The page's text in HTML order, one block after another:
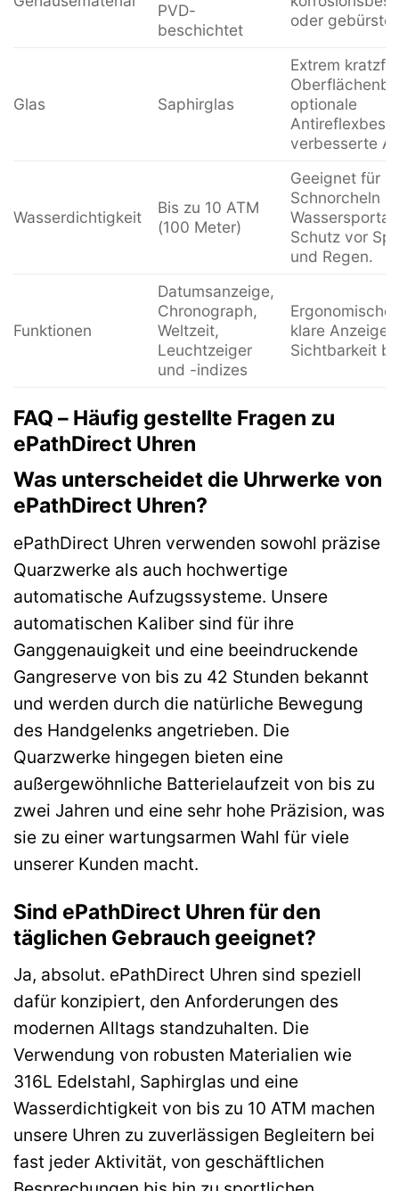
PVD-
beschichtet
oder
Glas Saphirglas
Extrem
optionale
verbesserte
Wasserdichtigkeit
Bis zu 10 ATM
(100 Meter)
Geeignet für
Schnorcheln
Schutz vor
und Regen.
Funktionen
Datumsanzeige,
Chronograph,
Weltzeit,
Leuchtzeiger
und -indizes
Ergonomische
klare
Sichtbarkeit
FAQ – Häufig gestellte Fragen zu
ePathDirect Uhren
Was unterscheidet die Uhrwerke von
ePathDirect Uhren?
ePathDirect Uhren verwenden sowohl präzise
Quarzwerke als auch hochwertige
automatische Aufzugssysteme. Unsere
automatischen Kaliber sind für ihre
Ganggenauigkeit und eine beeindruckende
Gangreserve von bis zu 42 Stunden bekannt
und werden durch die natürliche Bewegung
des Handgelenks angetrieben. Die
Quarzwerke hingegen bieten eine
außergewöhnliche Batterielaufzeit von bis zu
zwei Jahren und eine sehr hohe Präzision, was
sie zu einer wartungsarmen Wahl für viele
unserer Kunden macht.
Sind ePathDirect Uhren für den
täglichen Gebrauch geeignet?
Ja, absolut. ePathDirect Uhren sind speziell
dafür konzipiert, den Anforderungen des
modernen Alltags standzuhalten. Die
Verwendung von robusten Materialien wie
316L Edelstahl, Saphirglas und eine
Wasserdichtigkeit von bis zu 10 ATM machen
unsere Uhren zu zuverlässigen Begleitern bei
fast jeder Aktivität, von geschäftlichen